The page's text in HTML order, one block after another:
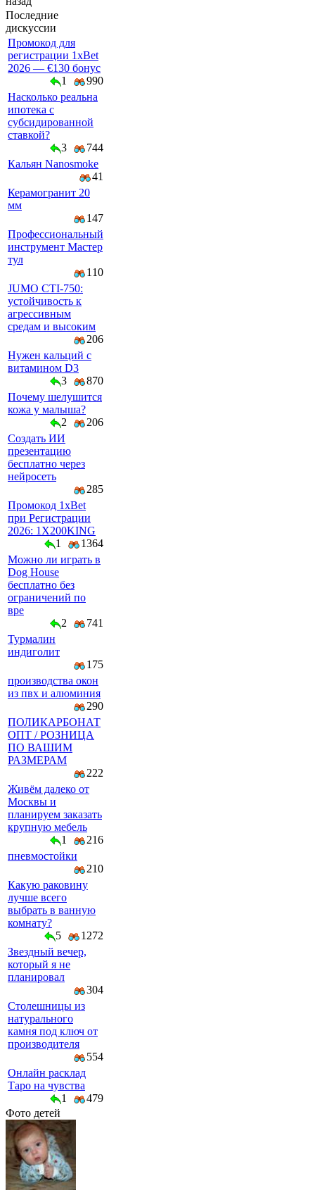
Последние
дискуссии
Промокод для
регистрации 1xBet
2026 — €130 бонус
1
990
Насколько реальна
ипотека с
субсидированной
ставкой?
3
744
Кальян Nanosmoke
41
Керамогранит 20
мм
147
Профессиональный
инструмент Мастер
тул
110
JUMO CTI-750:
устойчивость к
агрессивным
средам и высоким
206
Нужен кальций с
витамином D3
3
870
Почему шелушится
кожа у малыша?
2
206
Создать ИИ
презентацию
бесплатно через
нейросеть
285
Промокод 1xBet
при Регистрации
2026: 1X200KING
1
1364
Можно ли играть в
Dog House
бесплатно без
ограничений по
вре
2
741
Турмалин
индиголит
175
производства окон
из пвх и алюминия
290
ПОЛИКАРБОНАТ
ОПТ / РОЗНИЦА
ПО ВАШИМ
РАЗМЕРАМ
222
Живём далеко от
Москвы и
планируем заказать
крупную мебель
1
216
пневмостойки
210
Какую раковину
лучше всего
выбрать в ванную
комнату?
5
1272
Звездный вечер,
который я не
планировал
304
Столешницы из
натурального
камня под ключ от
производителя
554
Онлайн расклад
Таро на чувства
1
479
Фото детей